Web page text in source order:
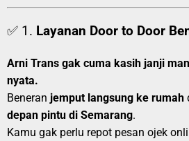
✅ 1. Layanan Door to Door
Arni Trans gak cuma kasih janji
nyata.
Beneran jemput langsung ke rumah
depan pintu di Semarang.
Kamu gak perlu repot pesan ojek